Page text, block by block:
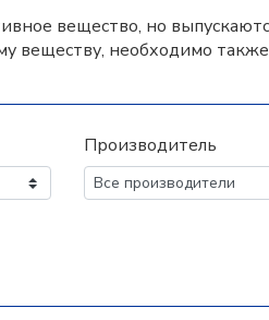
вещество, но
веществу, необходимо
Производитель